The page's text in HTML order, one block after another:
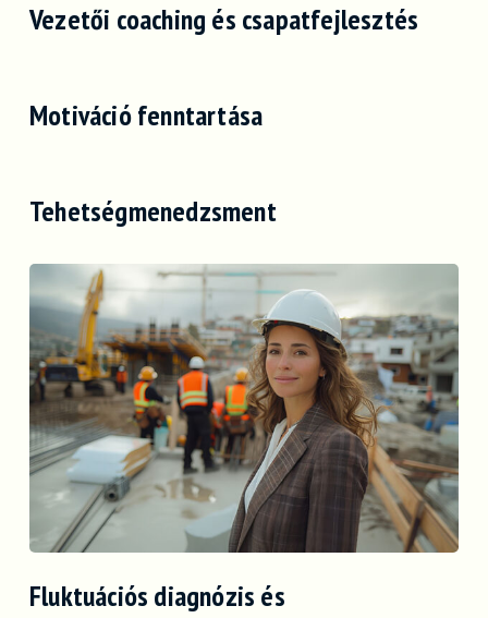
Vezetői coaching és csapatfejlesztés
Motiváció fenntartása
Tehetségmenedzsment
Fluktuációs diagnózis és